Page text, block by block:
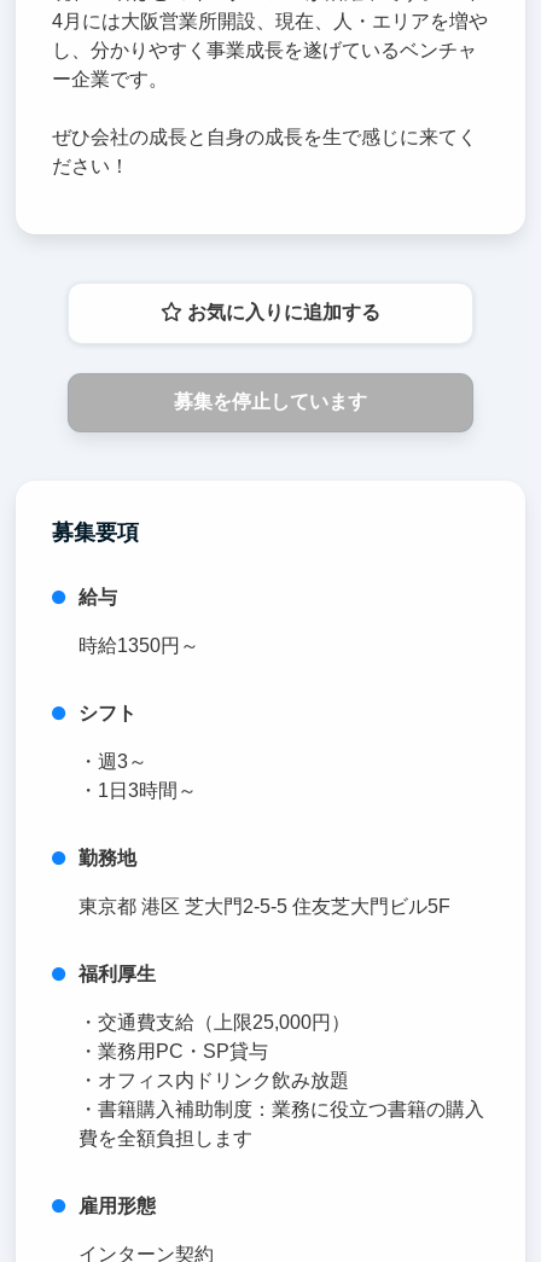
4月には大阪営業所開設、現在、人・エリアを増や
し、分かりやすく事業成長を遂げているベンチャ
ー企業です。
ぜひ会社の成長と自身の成長を生で感じに来てく
ださい！
お気に入りに追加する
募集を停止しています
募集要項
給与
時給1350円～
シフト
・週3～
・1日3時間～
勤務地
東京都 港区 芝大門2-5-5 住友芝大門ビル5F
福利厚生
・交通費支給（上限25,000円）
・業務用PC・SP貸与
・オフィス内ドリンク飲み放題
・書籍購入補助制度：業務に役立つ書籍の購入
費を全額負担します
雇用形態
インターン契約